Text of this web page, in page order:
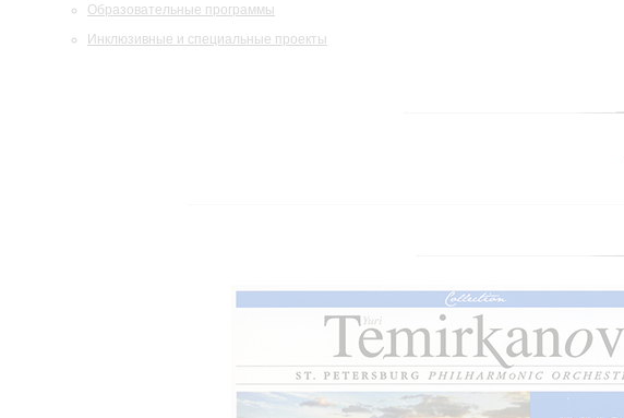
Образовательные программы
Инклюзивные и специальные проекты